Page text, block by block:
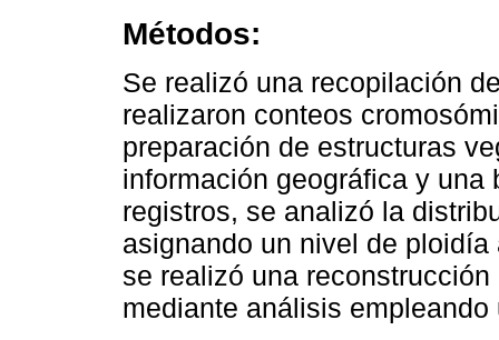
Métodos:
Se realizó una recopilación
realizaron conteos
preparación de estructuras
información geográfica y
registros, se analizó la
asignando un nivel de
se realizó una
mediante análisis